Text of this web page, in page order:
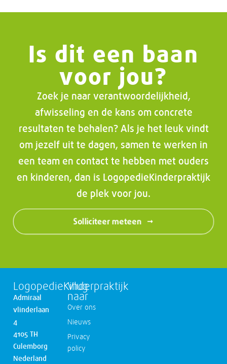
Is dit een baan
voor jou?
Zoek je naar verantwoordelijkheid,
afwisseling en de kans om concrete
resultaten te behalen? Als je het leuk vindt
om jezelf uit te dagen, samen te werken in
een team en contact te hebben met ouders
en kinderen, dan is LogopedieKinderpraktijk
de plek voor jou.
Solliciteer meteen
LogopedieKinderpraktijk
Admiraal
vlinderlaan
4
4105 TH
Culemborg
Nederland
Vlug
naar
Over ons
Nieuws
Privacy
policy